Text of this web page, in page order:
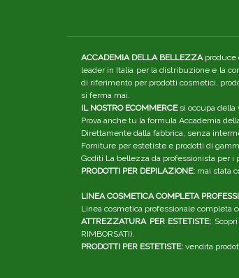
ACCADEMIA DELLA BELLEZZAproduce
leader in Italia per la distribuzione e la
di riferimento per prodotti cosmetici,
si ferma mai.
IL NOSTRO ECOMMERCEsi occupa della
Prova anche tu la formula Accademia
Direttamente dalla fabbrica, senza
Forniture per estetiste e prodotti di
Goditi La bellezza da professionista per i
PRODOTTI PER DEPILAZIONE: mai stata
LINEA COSMETICA COMPLETA
Linea cosmetica professionale completa
ATTREZZATURA PER ESTETISTE:
RIMBORSATI).
PRODOTTI PER ESTETISTE: vendita